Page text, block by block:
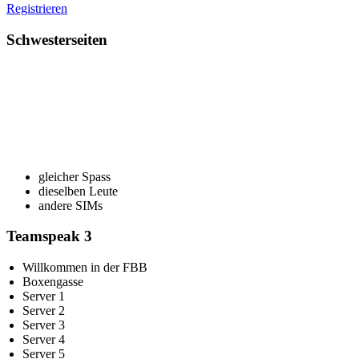
Registrieren
Schwesterseiten
gleicher Spass
dieselben Leute
andere SIMs
Teamspeak 3
Willkommen in der FBB
Boxengasse
Server 1
Server 2
Server 3
Server 4
Server 5